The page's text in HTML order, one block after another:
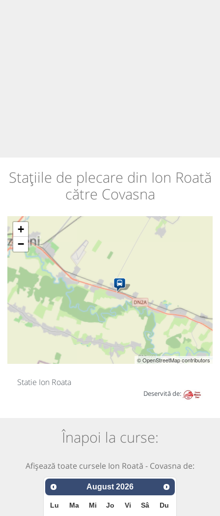
Stațiile de plecare din Ion Roată
către Covasna
+
−
© OpenStreetMap contributors
Statie Ion Roata
Deservită de:
Înapoi la curse:
Afișează toate cursele Ion Roată - Covasna de:
August 2026
Lu Ma Mi Jo Vi Sâ Du